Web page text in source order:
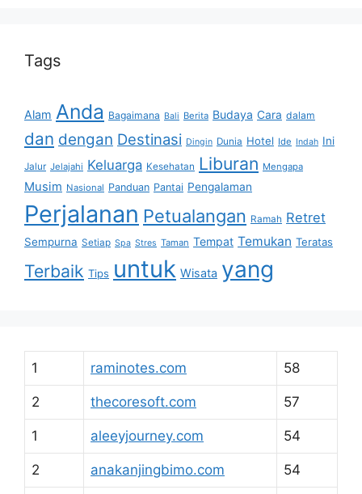
Tags
Alam Anda Bagaimana Bali Berita Budaya Cara dalam
dan dengan Destinasi Dingin Dunia Hotel Ide Indah Ini
Jalur Jelajahi Keluarga Kesehatan Liburan Mengapa
Musim Nasional Panduan Pantai Pengalaman
Perjalanan Petualangan Ramah Retret
Sempurna Setiap Spa Stres Taman Tempat Temukan Teratas
Terbaik Tips untuk Wisata yang
1 raminotes.com 58
2 thecoresoft.com 57
1 aleeyjourney.com 54
2 anakanjingbimo.com 54